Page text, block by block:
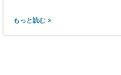
もっと読む